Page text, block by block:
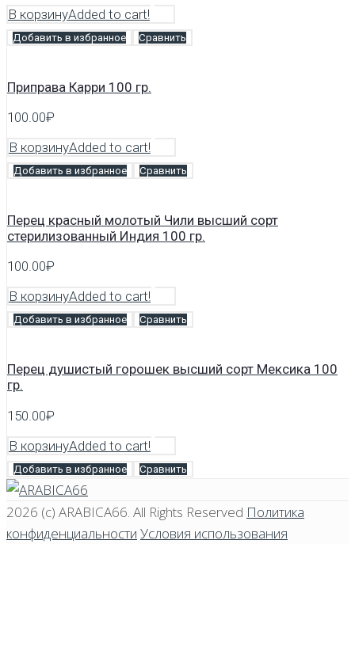
В корзинуAdded to cart!
Добавить в избранное Сравнить
Приправа Карри 100 гр.
100.00₽
В корзинуAdded to cart!
Добавить в избранное Сравнить
Перец красный молотый Чили высший сорт
стерилизованный Индия 100 гр.
100.00₽
В корзинуAdded to cart!
Добавить в избранное Сравнить
Перец душистый горошек высший сорт Мексика 100
гр.
150.00₽
В корзинуAdded to cart!
Добавить в избранное Сравнить
2026 (c) ARABICA66 . All Rights Reserved Политика
конфиденциальности Условия использования